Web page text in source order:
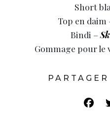
Short
Top en daim
Bindi –
Gommage pour le